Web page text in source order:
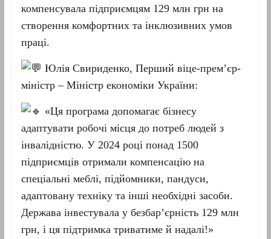
компенсувала підприємцям 129 млн грн на
створення комфортних та інклюзивних умов
праці.
Юлія Свириденко, Перший віце-прем’єр-
міністр – Міністр економіки України:
«Ця програма допомагає бізнесу
адаптувати робочі місця до потреб людей з
інвалідністю. У 2024 році понад 1500
підприємців отримали компенсацію на
спеціальні меблі, підйомники, пандуси,
адаптовану техніку та інші необхідні засоби.
Держава інвестувала у безбар’єрність 129 млн
грн, і ця підтримка триватиме й надалі!»